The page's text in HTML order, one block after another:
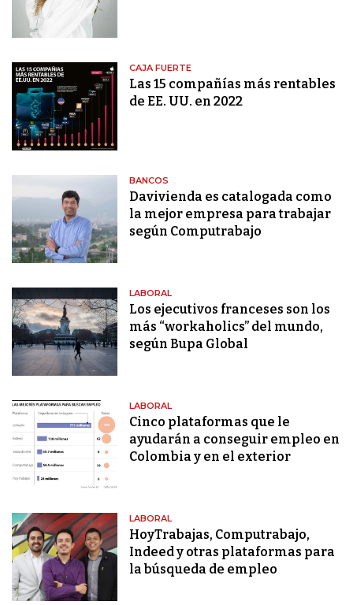
CAJA FUERTE
Las 15 compañías más rentables
de EE. UU. en 2022
BANCOS
Davivienda es catalogada como
la mejor empresa para trabajar
según Computrabajo
LABORAL
Los ejecutivos franceses son los
más “workaholics” del mundo,
según Bupa Global
LABORAL
Cinco plataformas que le
ayudarán a conseguir empleo en
Colombia y en el exterior
LABORAL
HoyTrabajas, Computrabajo,
Indeed y otras plataformas para
la búsqueda de empleo